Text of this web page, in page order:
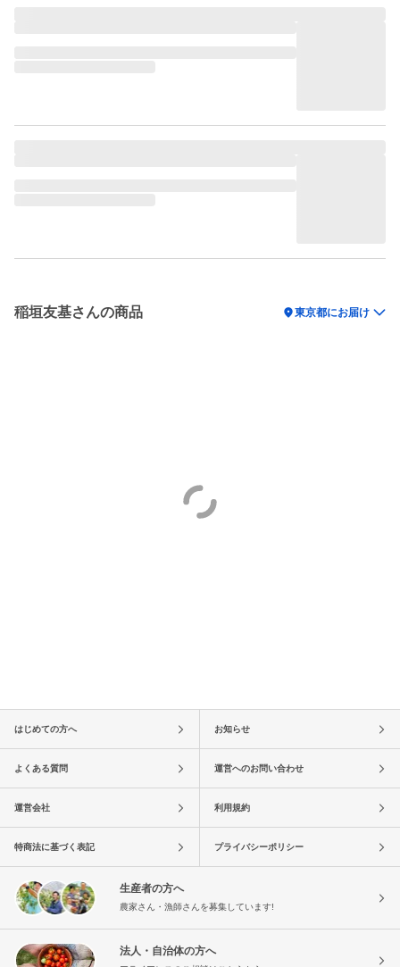
稲垣友基さんの商品 location_on東京都にお届け
はじめての方へ お知らせ
よくある質問 運営へのお問い合わせ
運営会社 利用規約
特商法に基づく表記 プライバシーポリシー
生産者の方へ
農家さん・漁師さんを募集しています!
法人・自治体の方へ